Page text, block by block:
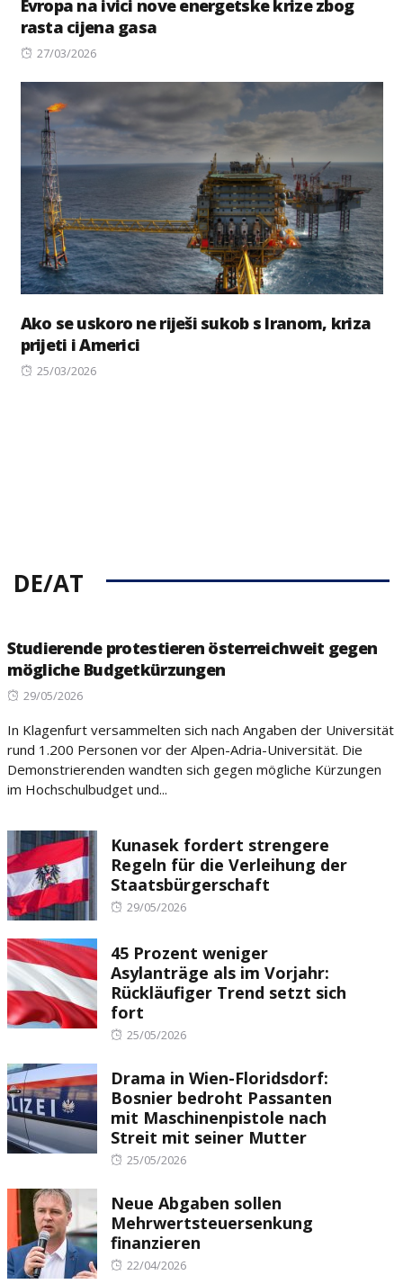
Evropa na ivici nove energetske krize zbog
rasta cijena gasa
Posted
27/03/2026
Ako se uskoro ne riješi sukob s Iranom, kriza
prijeti i Americi
Posted
25/03/2026
DE/AT
Studierende protestieren österreichweit gegen
mögliche Budgetkürzungen
Posted
29/05/2026
In Klagenfurt versammelten sich nach Angaben der Universität
rund 1.200 Personen vor der Alpen-Adria-Universität. Die
Demonstrierenden wandten sich gegen mögliche Kürzungen
im Hochschulbudget und...
Kunasek fordert strengere
Regeln für die Verleihung der
Staatsbürgerschaft
Posted
29/05/2026
45 Prozent weniger
Asylanträge als im Vorjahr:
Rückläufiger Trend setzt sich
fort
Posted
25/05/2026
Drama in Wien-Floridsdorf:
Bosnier bedroht Passanten
mit Maschinenpistole nach
Streit mit seiner Mutter
Posted
25/05/2026
Neue Abgaben sollen
Mehrwertsteuersenkung
finanzieren
Posted
22/04/2026